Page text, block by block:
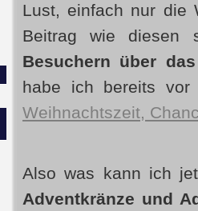
Lust, einfach nur die
Beitrag wie
Besuchern über
habe ich bereits
Weihnachtszeit,
Also was kann ich
Adventkränze und